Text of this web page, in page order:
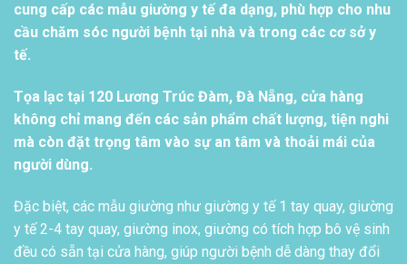
cung cấp các mẫu giường y tế đa dạng, phù hợp cho nhu
cầu chăm sóc người bệnh tại nhà và trong các cơ sở y
tế.
Tọa lạc tại 120 Lương Trúc Đàm, Đà Nẵng, cửa hàng
không chỉ mang đến các sản phẩm chất lượng, tiện nghi
mà còn đặt trọng tâm vào sự an tâm và thoải mái của
người dùng.
Đặc biệt, các mẫu giường như giường y tế 1 tay quay, giường
y tế 2-4 tay quay, giường inox, giường có tích hợp bô vệ sinh
đều có sẵn tại cửa hàng, giúp người bệnh dễ dàng thay đổi